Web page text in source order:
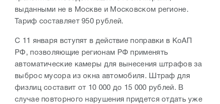
выданными не в Москве и Московском регионе.
Тариф составляет 950 рублей.
С 11 января вступят в действие поправки в КоАП
РФ, позволяющие регионам РФ применять
автоматические камеры для вынесения штрафов за
выброс мусора из окна автомобиля. Штраф для
физлиц составит от 10 000 до 15 000 рублей. В
случае повторного нарушения придется отдать уже